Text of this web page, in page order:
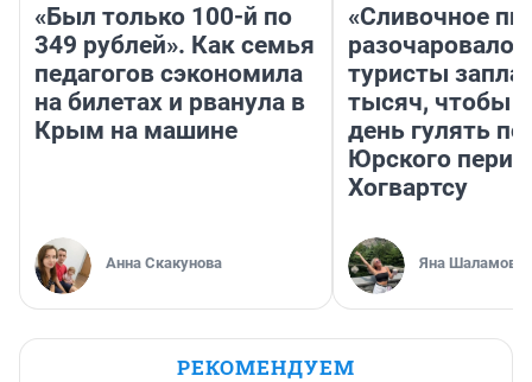
«Был только 100-й по
349 рублей». Как семья
педагогов сэкономила
на билетах и рванула в
Крым на машине
Анна Скакунова
«Сливочное
разочаровало»:
туристы
тысяч, чтобы
день гулять по
Юрского
Хогвартсу
Яна Шаламова
РЕКОМЕНДУЕМ